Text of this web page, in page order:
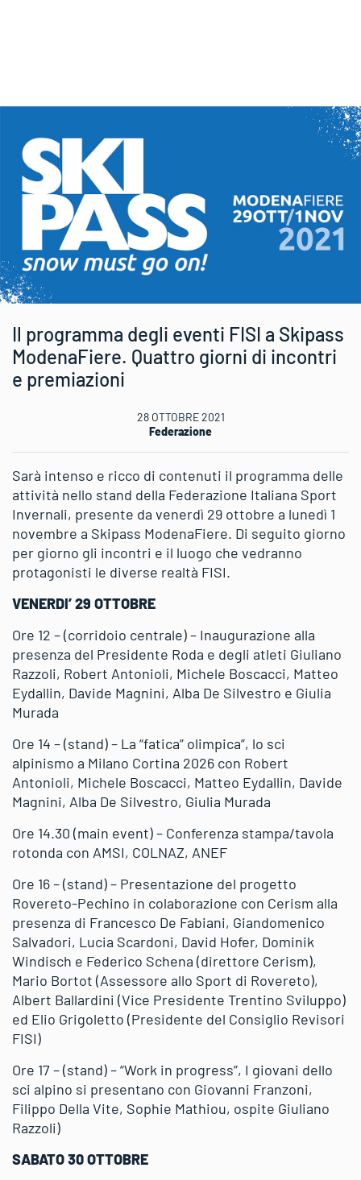
Il programma degli eventi FISI a Skipass
ModenaFiere. Quattro giorni di incontri
e premiazioni
28 OTTOBRE 2021
Federazione
Sarà intenso e ricco di contenuti il programma delle
attività nello stand della Federazione Italiana Sport
Invernali, presente da venerdì 29 ottobre a lunedì 1
novembre a Skipass ModenaFiere. Di seguito giorno
per giorno gli incontri e il luogo che vedranno
protagonisti le diverse realtà FISI.
VENERDI’ 29 OTTOBRE
Ore 12 – (corridoio centrale) – Inaugurazione alla
presenza del Presidente Roda e degli atleti Giuliano
Razzoli, Robert Antonioli, Michele Boscacci, Matteo
Eydallin, Davide Magnini, Alba De Silvestro e Giulia
Murada
Ore 14 – (stand) – La “fatica” olimpica”, lo sci
alpinismo a Milano Cortina 2026 con Robert
Antonioli, Michele Boscacci, Matteo Eydallin, Davide
Magnini, Alba De Silvestro, Giulia Murada
Ore 14.30 (main event) – Conferenza stampa/tavola
rotonda con AMSI, COLNAZ, ANEF
Ore 16 – (stand) – Presentazione del progetto
Rovereto-Pechino in colaborazione con Cerism alla
presenza di Francesco De Fabiani, Giandomenico
Salvadori, Lucia Scardoni, David Hofer, Dominik
Windisch e Federico Schena (direttore Cerism),
Mario Bortot (Assessore allo Sport di Rovereto),
Albert Ballardini (Vice Presidente Trentino Sviluppo)
ed Elio Grigoletto (Presidente del Consiglio Revisori
FISI)
Ore 17 – (stand) – “Work in progress”, I giovani dello
sci alpino si presentano con Giovanni Franzoni,
Filippo Della Vite, Sophie Mathiou, ospite Giuliano
Razzoli)
SABATO 30 OTTOBRE